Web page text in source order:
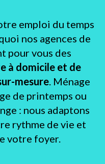
emploi du temps
nos agences de
pour vous des
à domicile et de
mesure. Ménage
de printemps ou
: nous adaptons
rythme de vie et
votre foyer.